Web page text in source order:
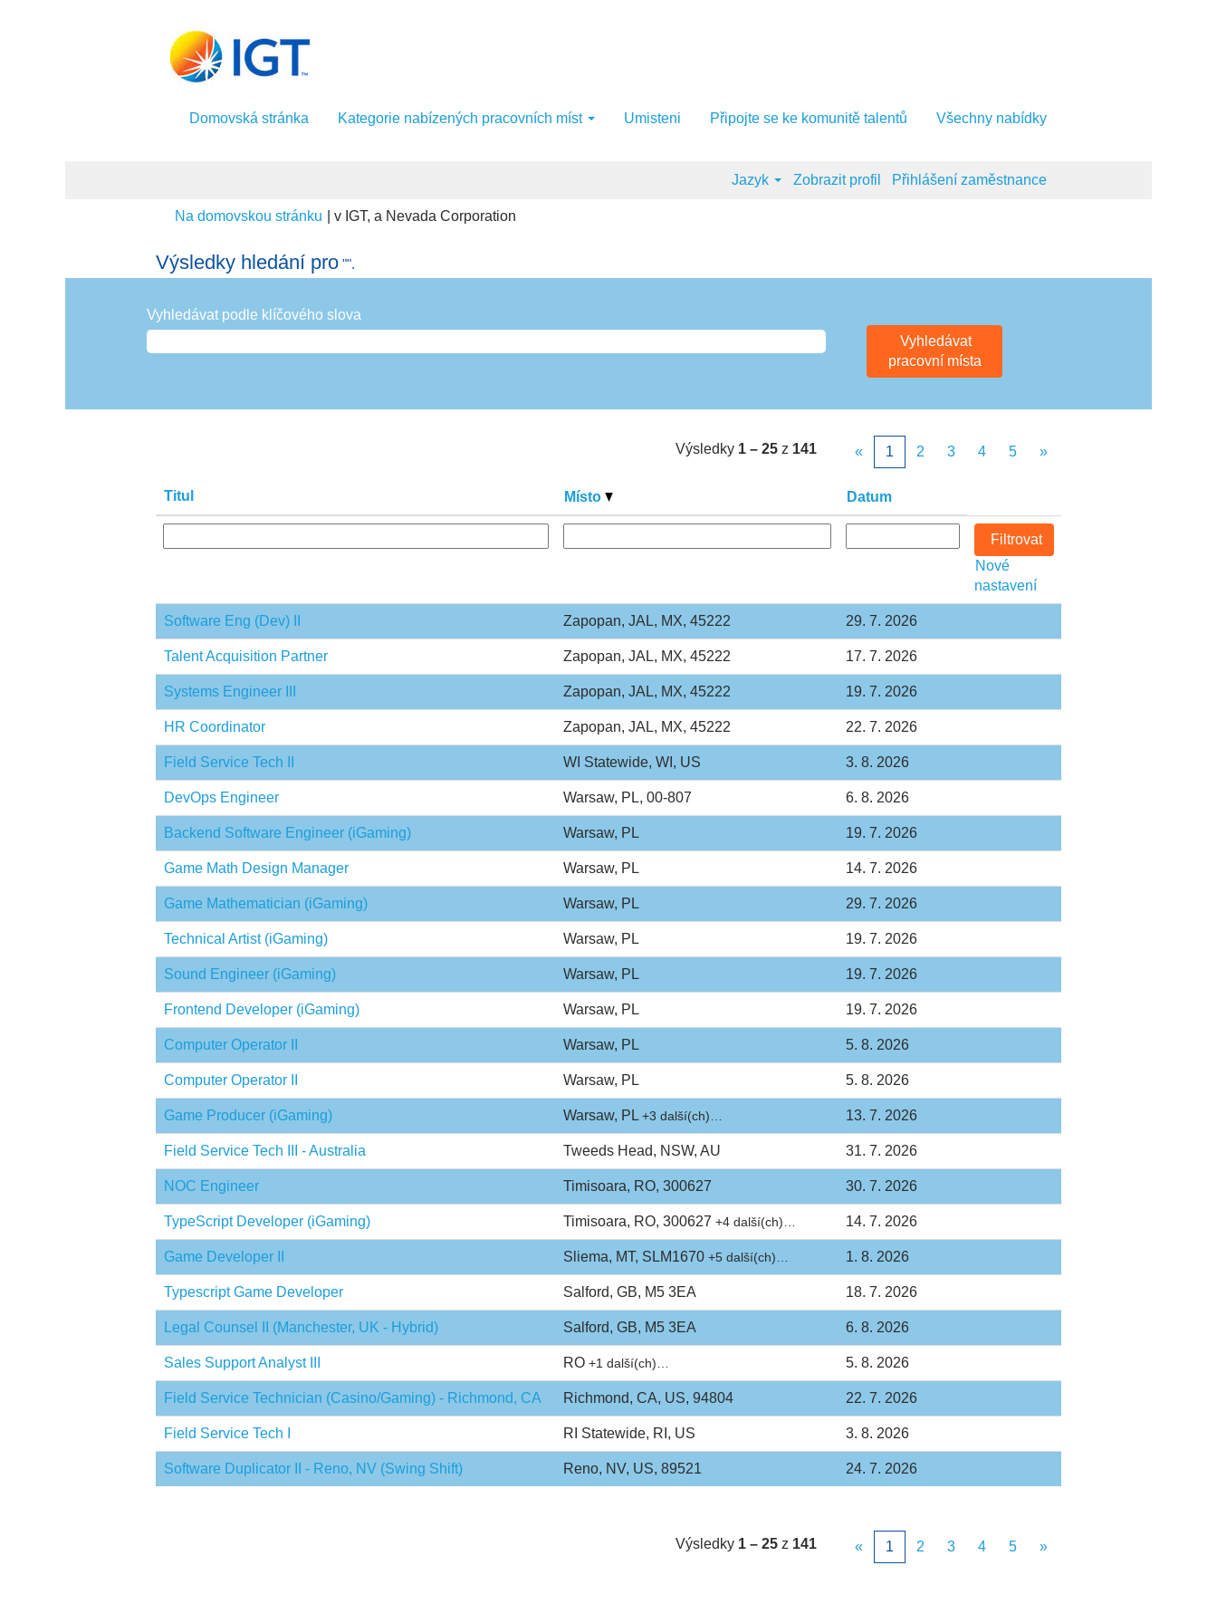
Domovská stránka Kategorie nabízených pracovních míst Umisteni Připojte se ke komunitě talentů Všechny nabídky
Jazyk Zobrazit profil Přihlášení zaměstnance
Na domovskou stránku v IGT, a Nevada Corporation
Výsledky hledání pro "".
Vyhledávat podle klíčového slova
Výsledky 1 – 25 z 141 « 1 2 3 4 5 »
Titul Místo Datum
Nové
nastavení
Software Eng (Dev) II Zapopan, JAL, MX, 45222 29. 7. 2026
Talent Acquisition Partner Zapopan, JAL, MX, 45222 17. 7. 2026
Systems Engineer III Zapopan, JAL, MX, 45222 19. 7. 2026
HR Coordinator Zapopan, JAL, MX, 45222 22. 7. 2026
Field Service Tech II WI Statewide, WI, US 3. 8. 2026
DevOps Engineer Warsaw, PL, 00-807 6. 8. 2026
Backend Software Engineer (iGaming) Warsaw, PL 19. 7. 2026
Game Math Design Manager Warsaw, PL 14. 7. 2026
Game Mathematician (iGaming) Warsaw, PL 29. 7. 2026
Technical Artist (iGaming) Warsaw, PL 19. 7. 2026
Sound Engineer (iGaming) Warsaw, PL 19. 7. 2026
Frontend Developer (iGaming) Warsaw, PL 19. 7. 2026
Computer Operator II Warsaw, PL 5. 8. 2026
Computer Operator II Warsaw, PL 5. 8. 2026
Game Producer (iGaming) Warsaw, PL +3 další(ch)… 13. 7. 2026
Field Service Tech III - Australia Tweeds Head, NSW, AU 31. 7. 2026
NOC Engineer Timisoara, RO, 300627 30. 7. 2026
TypeScript Developer (iGaming) Timisoara, RO, 300627 +4 další(ch)… 14. 7. 2026
Game Developer II Sliema, MT, SLM1670 +5 další(ch)… 1. 8. 2026
Typescript Game Developer Salford, GB, M5 3EA 18. 7. 2026
Legal Counsel II (Manchester, UK - Hybrid) Salford, GB, M5 3EA 6. 8. 2026
Sales Support Analyst III RO +1 další(ch)… 5. 8. 2026
Field Service Technician (Casino/Gaming) - Richmond, CA Richmond, CA, US, 94804 22. 7. 2026
Field Service Tech I RI Statewide, RI, US 3. 8. 2026
Software Duplicator II - Reno, NV (Swing Shift) Reno, NV, US, 89521 24. 7. 2026
Výsledky 1 – 25 z 141 « 1 2 3 4 5 »